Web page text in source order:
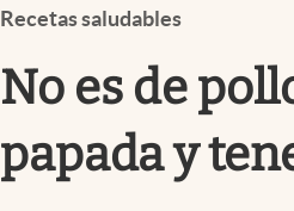
Streaming
Lifestyle
Recetas saludables
No es de
papada y